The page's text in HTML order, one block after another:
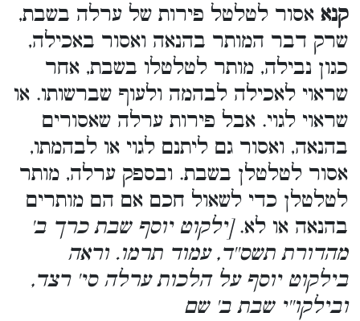
קנא אסור לטלטל פירות של ערלה בשבת,
שרק דבר המותר בהנאה ואסור באכילה,
כגון נבילה, מותר לטלטלו בשבת, אחר
שראוי לאכילה לבהמה ולעוף שברשותו. או
שראוי לגוי. אבל פירות ערלה שאסורים
בהנאה, ואסור גם ליתנם לגוי או לבהמתו,
אסור לטלטלן בשבת. ובספק ערלה, מותר
לטלטלן כדי לשאול חכם אם הם מותרים
בהנאה או לא.[ילקוט יוסף שבת כרך ב'
מהדורת תשס''ד, עמוד תרמו. וראה
בילקוט יוסף על הלכות ערלה סי' רצד,
ובילקו''י שבת ב' שם